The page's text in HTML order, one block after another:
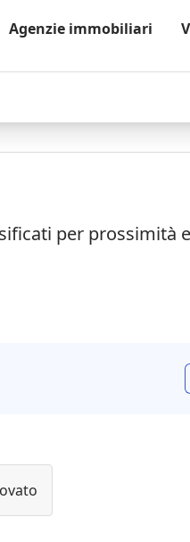
Agenzie immobiliari
per prossimità